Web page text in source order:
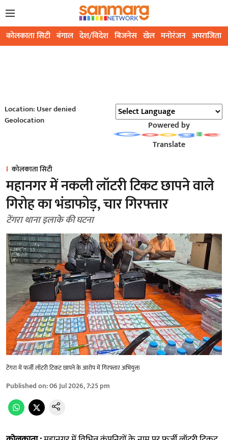
कोलकाता सिटी बंगाल देश/विदेश बिजनेस खेल मनोरंजन अपराजिता
Location: User denied
Geolocation
Powered by
Translate
कोलकाता सिटी
महानगर में नकली लॉटरी टिकट छापने वाले
गिरोह का भंडाफोड़, चार गिरफ्तार
टेंगरा थाना इलाके की घटना
टेंगरा में फर्जी लॉटरी टिकट छापने के आरोप में गिरफ्तार अभियुक्त
Published on:06 Jul 2026, 7:25 pm